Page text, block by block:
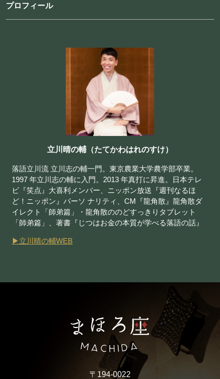
プロフィール
立川晴の輔（たてかわはれのすけ）
落語立川流 立川志の輔一門。東京農業大学農学部卒業。
1997 年立川志の輔に入門。2013 年真打に昇進。日本テレ
ビ『笑点』大喜利メンバー、ニッポン放送『週刊なるほ
ど！ニッポン』パーソ ナリティ、CM『龍角散』龍角散ダ
イレクト「師弟篇」・龍角散ののどすっきりタブレット
「師弟篇」、著書『じつはお金の本質が学べる落語の話』
▶︎立川晴の輔WEB
〒194-0022